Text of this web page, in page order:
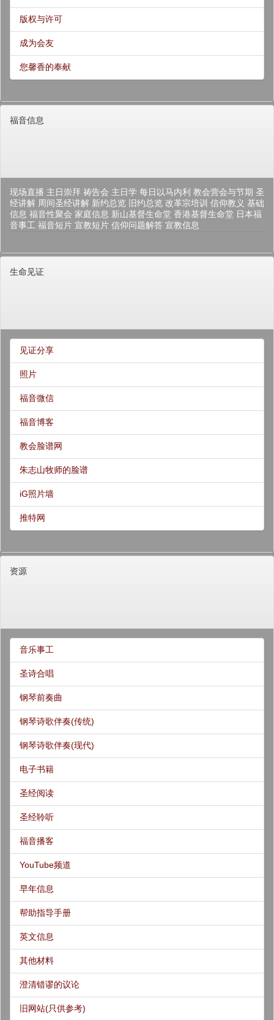
版权与许可
成为会友
您馨香的奉献
福音信息
现场直播 主日崇拜 祷告会 主日学 每日以马内利 教会营会与节期 圣
经讲解 周间圣经讲解 新约总览 旧约总览 改革宗培训 信仰教义 基础
信息 福音性聚会 家庭信息 新山基督生命堂 香港基督生命堂 日本福
音事工 福音短片 宣教短片 信仰问题解答 宣教信息
生命见证
见证分享
照片
福音微信
福音博客
教会脸谱网
朱志山牧师的脸谱
iG照片墙
推特网
资源
音乐事工
圣诗合唱
钢琴前奏曲
钢琴诗歌伴奏(传统)
钢琴诗歌伴奏(现代)
电子书籍
圣经阅读
圣经聆听
福音播客
YouTube频道
早年信息
帮助指导手册
英文信息
其他材料
澄清错谬的议论
旧网站(只供参考)